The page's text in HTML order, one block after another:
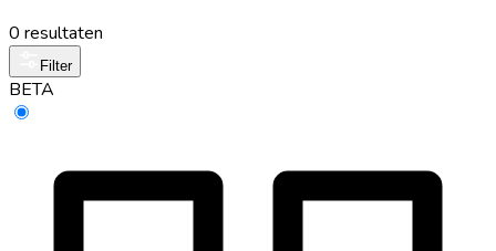
0 resultaten
Filter
BETA